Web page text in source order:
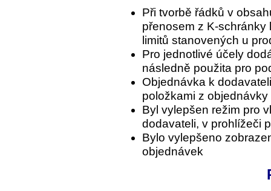
Při tvorbě řádků v
přenosem z K-
limitů stanovených u
Pro jednotlivé účely
následně použita pro
Objednávka k
položkami z
Byl vylepšen režim pro
dodavateli, v prohlížeči
Bylo vylepšeno
objednávek